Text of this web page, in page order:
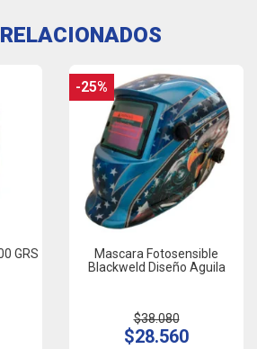
GRS
Mascara Fotosensible
Blackweld Diseño Aguila
$38.080
$28.560
-25%